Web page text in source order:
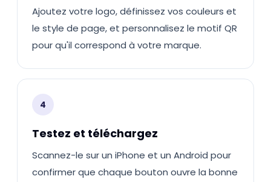
Ajoutez votre logo, définissez vos couleurs et
le style de page, et personnalisez le motif QR
pour qu'il correspond à votre marque.
4
Testez et téléchargez
Scannez-le sur un iPhone et un Android pour
confirmer que chaque bouton ouvre la bonne